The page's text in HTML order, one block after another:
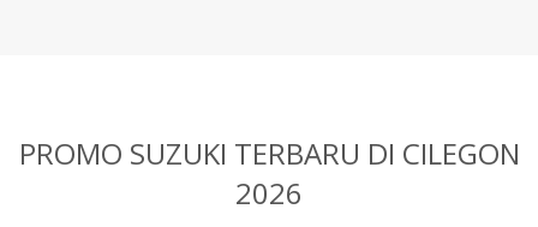
PROMO SUZUKI TERBARU DI CILEGON
2026